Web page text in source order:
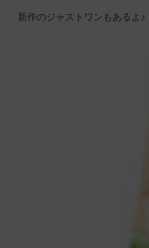
新作のジャストワンもあるよ♪